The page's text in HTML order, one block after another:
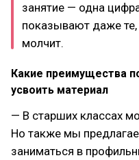
занятие — одна
показывают даже
молчит.
Какие преимущества
усвоить материал
— В старших классах
Но также мы
заниматься в